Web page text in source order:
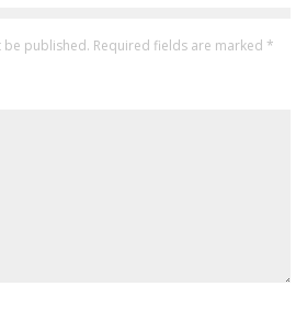
be published. Required fields are marked *